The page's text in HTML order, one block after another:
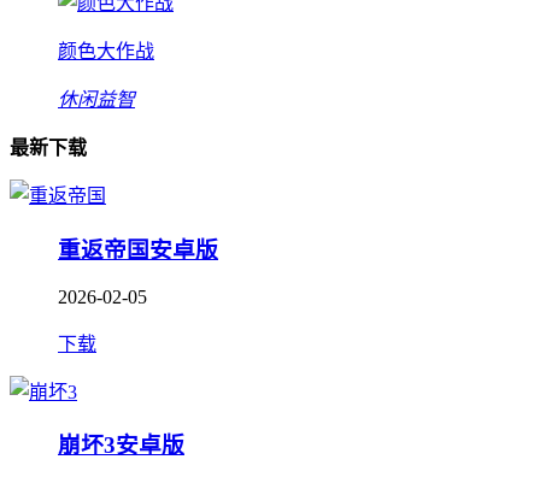
颜色大作战
休闲益智
最新下载
重返帝国安卓版
2026-02-05
下载
崩坏3安卓版